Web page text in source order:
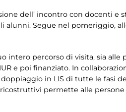
dell’ incontro con docenti
Segue nel pomeriggio,
intero percorso di visita, sia
e poi finanziato. In
in LIS di tutte le fasi
permette alle